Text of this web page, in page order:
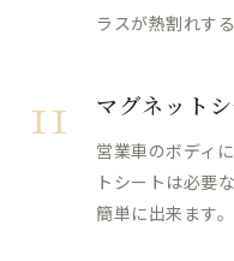
ラスが熱割れす
11 マグネット
営業車のボディ
トシートは必要
簡単に出来ます。